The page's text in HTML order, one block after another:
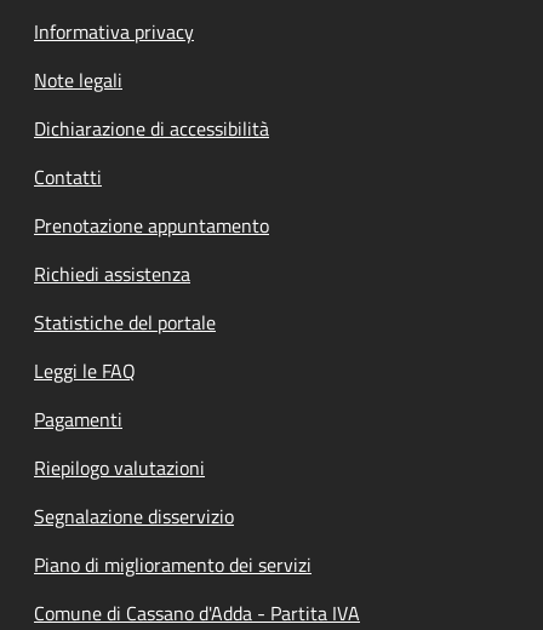
Informativa privacy
Note legali
Dichiarazione di accessibilità
Contatti
Prenotazione appuntamento
Richiedi assistenza
Statistiche del portale
Leggi le FAQ
Pagamenti
Riepilogo valutazioni
Segnalazione disservizio
Piano di miglioramento dei servizi
Comune di Cassano d'Adda - Partita IVA